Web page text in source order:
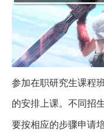
参加在职研究生课程
的安排上课。不同招
要按相应的步骤申请